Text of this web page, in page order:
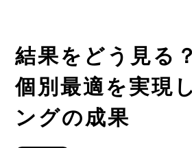
結果をどう見る
個別最適を実現
ングの成果